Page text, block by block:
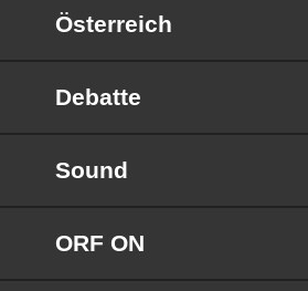
Österreich
Debatte
Sound
ORF ON